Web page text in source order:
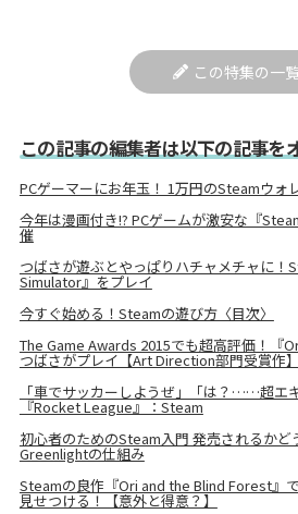
この特集の一
この記事の編集者は以下の記事を
PCゲーマーにお年玉！ 1万円のSteamウォ
今年は漫画付き!? PCゲームが激安な『
催
つばさが遊ぶとやっぱりハチャメチャに！
Simulator』をプレイ
今すぐ始める！Steamの遊び方〈目次〉
The Game Awards 2015でも超高評価！『
つばさがプレイ【Art Direction部門受賞作】
「車でサッカーしようぜ」「は？……超エ
『Rocket League』：Steam
初心者のためのSteam入門 発売されるかど
Greenlightの仕組み
Steamの良作『Ori and the Blind Forest』
見せつける！【意外と得意？】